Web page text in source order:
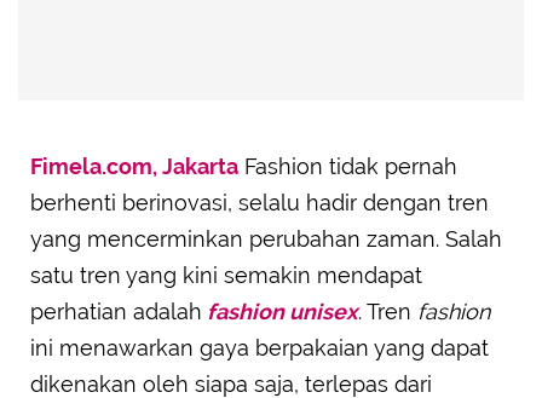
Fimela.com, Jakarta Fashion tidak pernah
berhenti berinovasi, selalu hadir dengan tren
yang mencerminkan perubahan zaman. Salah
satu tren yang kini semakin mendapat
perhatian adalah fashion unisex. Tren fashion
ini menawarkan gaya berpakaian yang dapat
dikenakan oleh siapa saja, terlepas dari